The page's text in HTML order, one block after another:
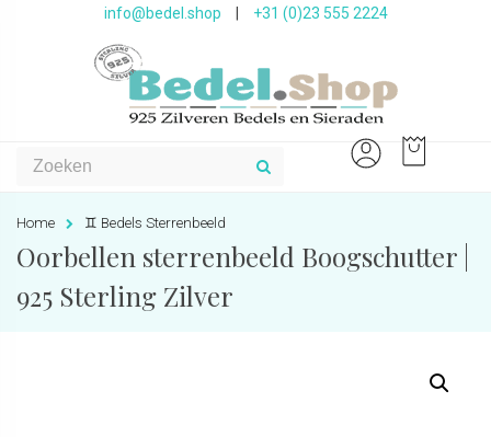
info@bedel.shop +31 (0)23 555 2224
Home ♊️ Bedels Sterrenbeeld
Oorbellen sterrenbeeld Boogschutter |
925 Sterling Zilver